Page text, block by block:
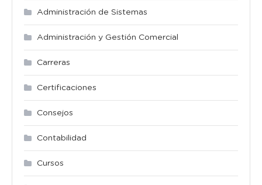
Administración de Sistemas
Administración y Gestión Comercial
Carreras
Certificaciones
Consejos
Contabilidad
Cursos